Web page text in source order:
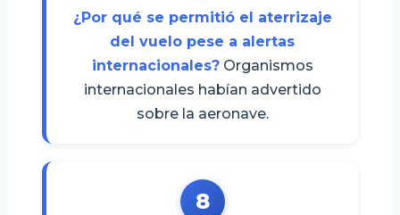
¿Por qué se permitió el aterrizaje
del vuelo pese a alertas
internacionales?Organismos
internacionales habían advertido
sobre la aeronave.
8